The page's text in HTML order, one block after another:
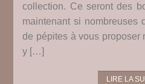
collection. Ce seront des
maintenant si nombreuses
de pépites à vous proposer
y […]
LIRE LA